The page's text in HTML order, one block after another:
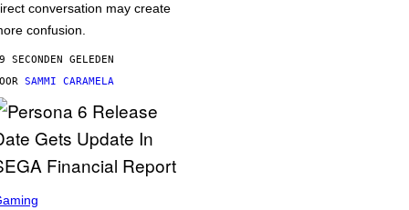
conversation may create
confusion.
SECONDEN GELEDEN
SAMMI CARAMELA